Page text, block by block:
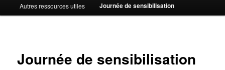
Autres ressources utiles Journée de sensibilisation
Journée de sensibilisation